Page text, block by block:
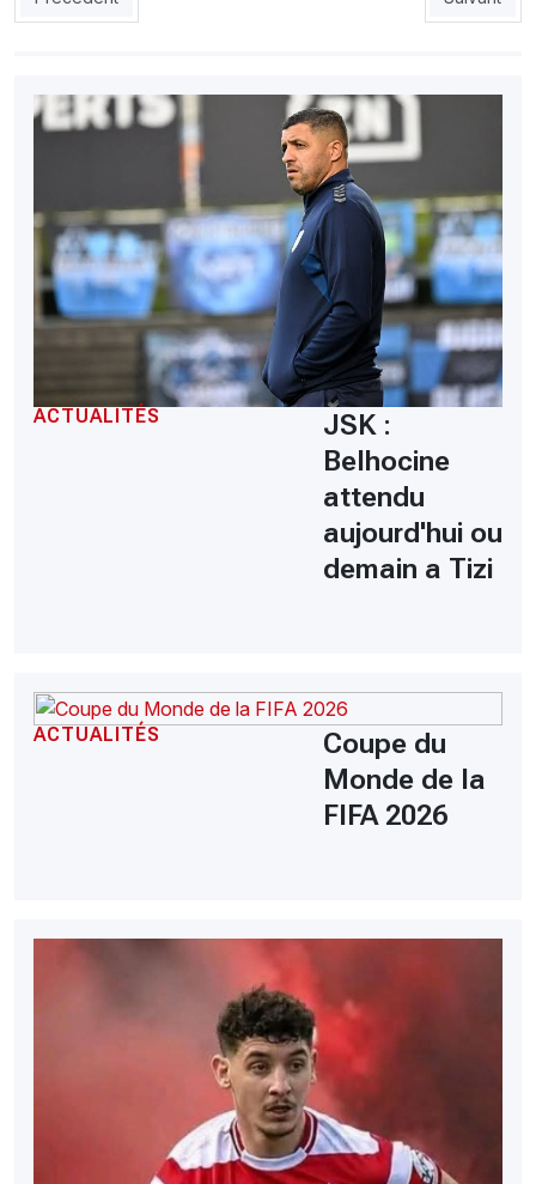
ACTUALITÉS
JSK :
Belhocine
attendu
aujourd'hui ou
demain a Tizi
ACTUALITÉS
Coupe du
Monde de la
FIFA 2026